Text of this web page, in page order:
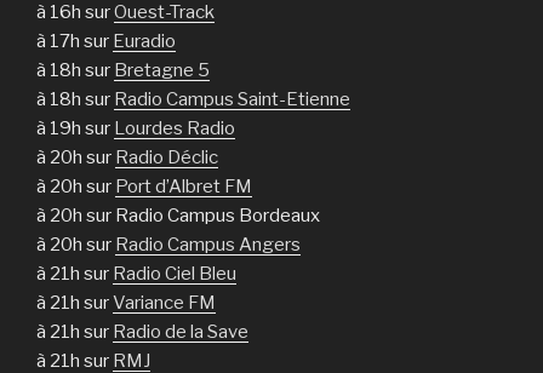
à 16h surOuest-Track
à 17h sur Euradio
à 18h sur Bretagne 5
à 18h sur Radio Campus Saint-Etienne
à 19h sur Lourdes Radio
à 20h sur Radio Déclic
à 20h sur Port d’Albret FM
à 20h sur Radio Campus Bordeaux
à 20h sur Radio Campus Angers
à 21h sur Radio Ciel Bleu
à 21h surVariance FM
à 21h sur Radio de la Save
à 21h sur RMJ